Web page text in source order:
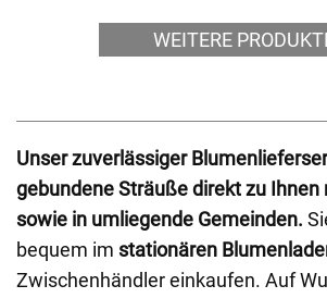
WEITERE
Unser zuverlässiger
gebundene Sträuße direkt zu Ihnen
sowie in umliegende Gemeinden.
bequem im stationären
Zwischenhändler einkaufen. Auf